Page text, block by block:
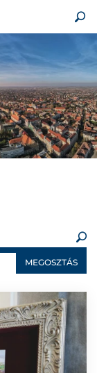
MEGOSZTÁS